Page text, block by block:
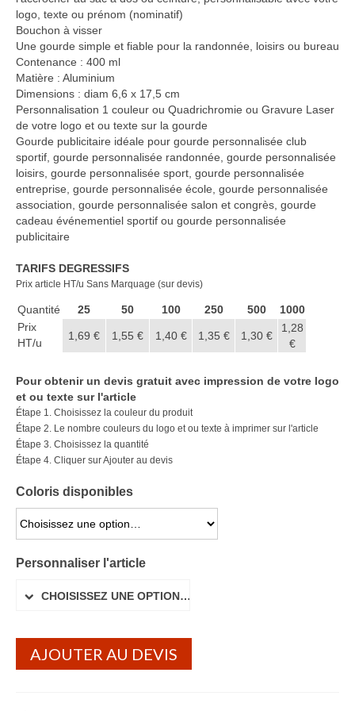
Casquette publicitaire
Carnet personnalisé Notes
Repositionnable
Notes repositionnables
Bloc–notes Personnalisé
Carnet A5 Personnalisé
Carnet A6 personnalisé
Chapeau publicitaire
Éventail personnalisé
Gobelet réutilisable & Verre
Haut-parleur Bluetooth
Lunettes de soleil
Porte-badge Tour de cou
Porte-clés personnalisé
Serviette Personnalisée
Stylo Publicitaire
Gourde Personnalisable
Bouteille Personnalisable
logo, texte ou prénom (nominatif)
Bouchon à visser
Une gourde simple et fiable pour la randonnée, loisirs ou bureau
Contenance : 400 ml
Matière : Aluminium
Dimensions : diam 6,6 x 17,5 cm
Personnalisation 1 couleur ou Quadrichromie ou Gravure Laser
de votre logo et ou texte sur la gourde
Gourde publicitaire idéale pour gourde personnalisée club
sportif, gourde personnalisée randonnée, gourde personnalisée
loisirs, gourde personnalisée sport, gourde personnalisée
entreprise, gourde personnalisée école, gourde personnalisée
association, gourde personnalisée salon et congrès, gourde
cadeau événementiel sportif ou gourde personnalisée
publicitaire
TARIFS DEGRESSIFS
Prix article HT/u Sans Marquage (sur devis)
Quantité 25 50 100 250 500
1000
Prix
HT/u
1,69 € 1,55 € 1,40 € 1,35 € 1,30 €
1,28
€
Pour obtenir un devis gratuit avec impression de votre logo
et ou texte sur l'article
Étape 1. Choisissez la couleur du produit
Étape 2. Le nombre couleurs du logo et ou texte à imprimer sur l'article
Étape 3. Choisissez la quantité
Étape 4. Cliquer sur Ajouter au devis
Coloris disponibles
CHOISISSEZ UNE OPTION…
Personnaliser l'article
CHOISISSEZ UNE OPTION…
AJOUTER AU DEVIS